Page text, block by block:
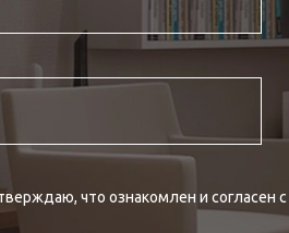
что ознакомлен и согласен с